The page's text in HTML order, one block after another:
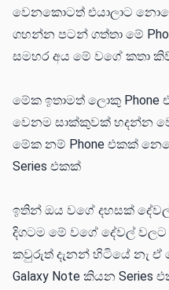
වෙනකොටත් එයාලාට
ගහන්න පටන් ගත්තා මේ
සමහර අය මේ වගේ කතා
මේක ඉතාමත් ලොකු
වෙනම සාක්කුවක් හදන්න
මේක නම් Phone එකක්
Series එකක්
ඉතින් ඔය වගේ දහසක්
දිගටම මේ වගේ දේවල්
කවුරුත් දැනන් හිටියේ නැ ඒ
Galaxy Note කියන Series